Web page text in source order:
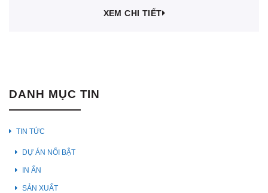
XEM CHI TIẾT
DANH MỤC TIN
TIN TỨC
DỰ ÁN NỔI BẬT
IN ẤN
SẢN XUẤT